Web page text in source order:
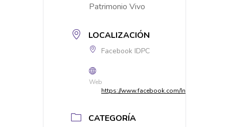
Patrimonio Vivo
LOCALIZACIÓN
Facebook IDPC
Web
https://www.facebook.com/
CATEGORÍA